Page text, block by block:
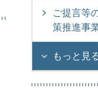
ご提言等
策推進事
もっと見